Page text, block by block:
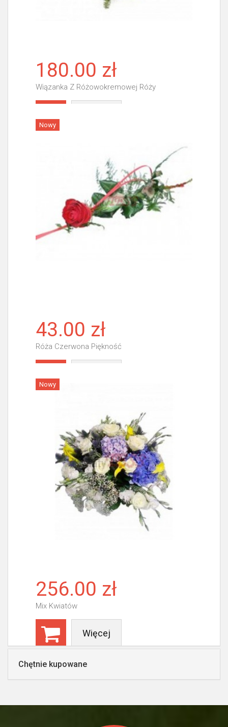
180.00 zł
Wiązanka Z Różowokremowej Róży
Nowy
43.00 zł
Róża Czerwona Piękność
Nowy
256.00 zł
Mix Kwiatów
Więcej
Chętnie kupowane